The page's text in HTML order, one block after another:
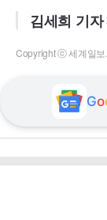
김세희 기자
Copyright ⓒ 세계일보
Go